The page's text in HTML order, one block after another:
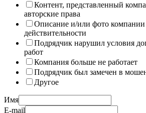
Контент, представленный
авторские права
Описание и/или фото компании
действительности
Подрядчик нарушил условия
работ
Компания больше не работает
Подрядчик был замечен в
Другое
Имя
E-mail